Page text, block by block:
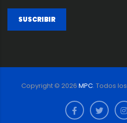
Copyright © 2026 MPC. Todos